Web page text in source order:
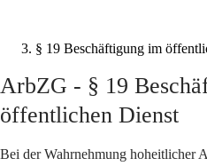
§ 19 Beschäftigung im
ArbZG - § 19
öffentlichen Dienst
Bei der Wahrnehmung hoheitlicher